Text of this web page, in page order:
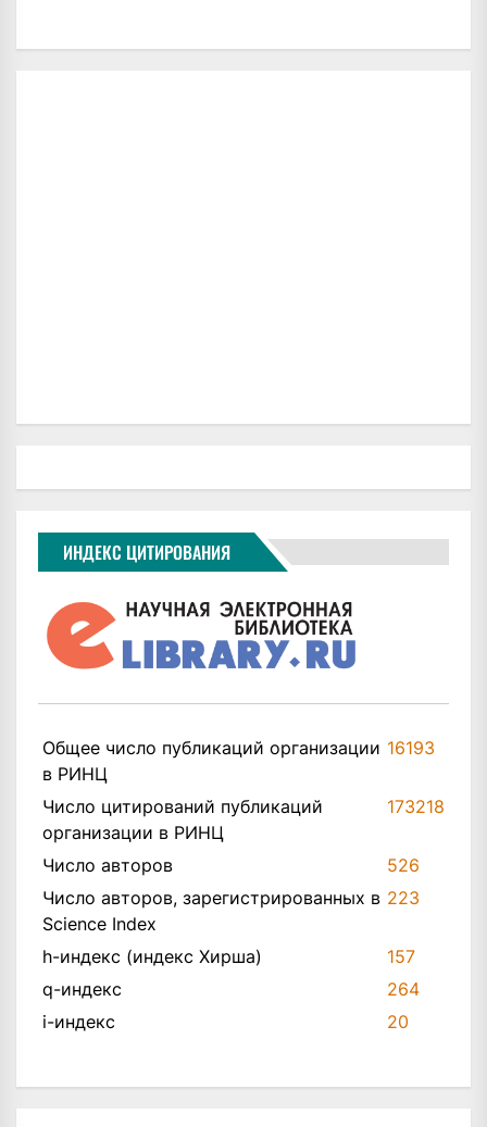
ИНДЕКС ЦИТИРОВАНИЯ
Общее число публикаций организации
в РИНЦ
16193
Число цитирований публикаций
организации в РИНЦ
173218
Число авторов
526
Число авторов, зарегистрированных в
Science Index
223
h-индекс (индекс Хирша)
157
q-индекс
264
i-индекс
20